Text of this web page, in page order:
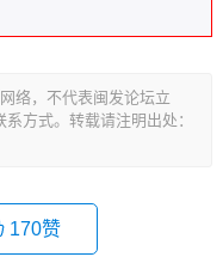
络，不代表闽发论坛立
方式。转载请注明出处：
170赞